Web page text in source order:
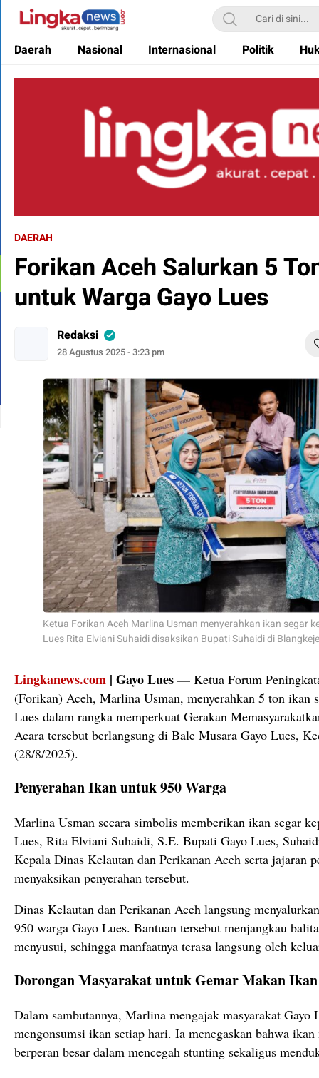
Lingkanews
Akurat. Cepat & Berimbang
Daerah Nasional Internasional Politik
DAERAH
Forikan Aceh Salurkan 5
untuk Warga Gayo Lues
Redaksi
28 Agustus 2025 - 3:23 pm
Ketua Forikan Aceh Marlina Usman menyerahkan ikan segar
Lues Rita Elviani Suhaidi disaksikan Bupati Suhaidi di
Lingkanews.com | Gayo Lues — Ketua Forum
(Forikan) Aceh, Marlina Usman, menyerahkan 5 ton ikan
Lues dalam rangka memperkuat Gerakan
Acara tersebut berlangsung di Bale Musara Gayo Lues,
(28/8/2025).
Penyerahan Ikan untuk 950 Warga
Marlina Usman secara simbolis memberikan ikan segar
Lues, Rita Elviani Suhaidi, S.E. Bupati Gayo Lues,
Kepala Dinas Kelautan dan Perikanan Aceh serta jajaran
menyaksikan penyerahan tersebut.
Dinas Kelautan dan Perikanan Aceh langsung
950 warga Gayo Lues. Bantuan tersebut menjangkau
menyusui, sehingga manfaatnya terasa langsung oleh
Dorongan Masyarakat untuk Gemar Makan Ikan
Dalam sambutannya, Marlina mengajak masyarakat
mengonsumsi ikan setiap hari. Ia menegaskan bahwa
berperan besar dalam mencegah stunting sekaligus